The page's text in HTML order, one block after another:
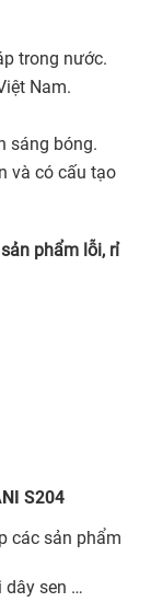
trong nước.
Nam.
sáng bóng.
và có cấu tạo
phẩm lỗi, rỉ
S204
các sản phẩm
dây sen …